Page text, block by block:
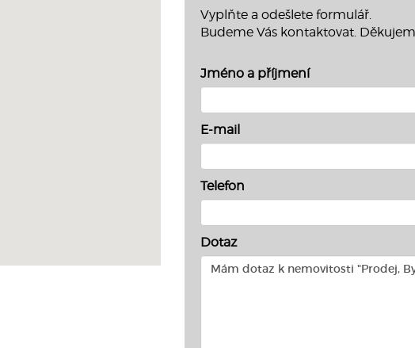
Vyplňte a odešlete formulář.
Budeme Vás kontaktovat.
Jméno a příjmení
E-mail
Telefon
Dotaz